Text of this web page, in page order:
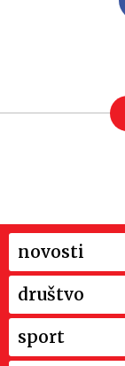
novosti
društvo
sport